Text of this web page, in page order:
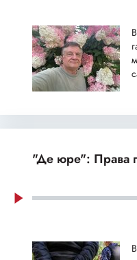
"Де юре": Права